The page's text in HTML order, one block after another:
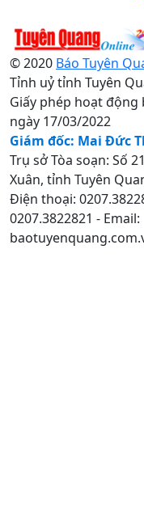
© 2020 Báo Tuyên
Tỉnh uỷ tỉnh Tuyên
Giấy phép hoạt động
ngày 17/03/2022
Giám đốc: Mai Đức
Trụ sở Tòa soạn: Số
Xuân, tỉnh Tuyên
Điện thoại:
0207.3822821 - Email: